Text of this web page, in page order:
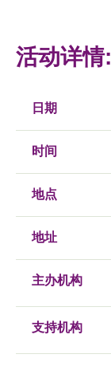
活动详情:
日期
时间
地点
地址
主办机构
支持机构